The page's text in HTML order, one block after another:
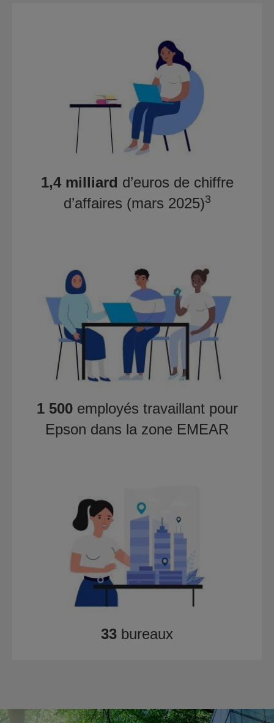
1,4 milliard d’euros de chiffre
d’affaires (mars 2025)3
1 500employés travaillant pour
Epson dans la zone EMEAR
33 bureaux